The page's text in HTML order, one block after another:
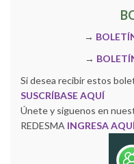
→
→
Si desea recibir estos
SUSCRÍBASE AQUÍ
Únete y siguenos en
REDESMA INGRESA